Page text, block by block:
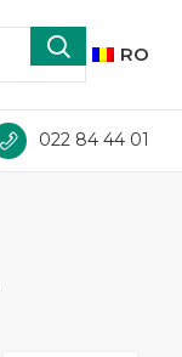
RO
022 84 44 01